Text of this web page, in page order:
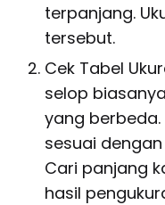
terpanjang.
tersebut.
Cek Tabel
selop
yang
sesuai
Cari panjang
hasil